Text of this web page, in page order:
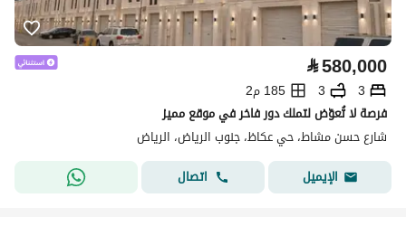
⃁580,000
3
3
185 م2
فرصة لا تُعوّض لتملك دور فاخر في موقع مميز
شارع حسن مشاط، حي عكاظ، جنوب الرياض، الرياض
الإيميل
اتصال